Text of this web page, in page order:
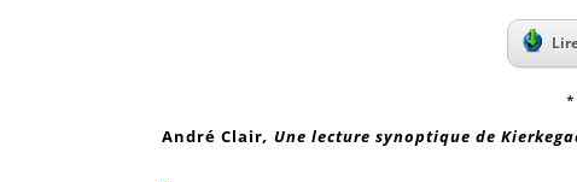
*
André Clair, Une lecture synoptique de